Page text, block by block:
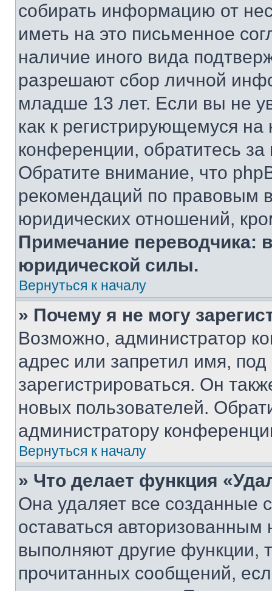
собирать информацию от
иметь на это письменное
наличие иного вида
разрешают сбор личной
младше 13 лет. Если вы не
как к регистрирующемуся
конференции, обратитесь
Обратите внимание, что
рекомендаций по правовым
юридических отношений,
Примечание переводчика:
юридической силы.
Вернуться к началу
» Почему я не могу
Возможно, администратор
адрес или запретил имя,
зарегистрироваться. Он
новых пользователей.
администратору
Вернуться к началу
» Что делает функция
Она удаляет все созданные
оставаться
выполняют другие функции,
прочитанных сообщений,